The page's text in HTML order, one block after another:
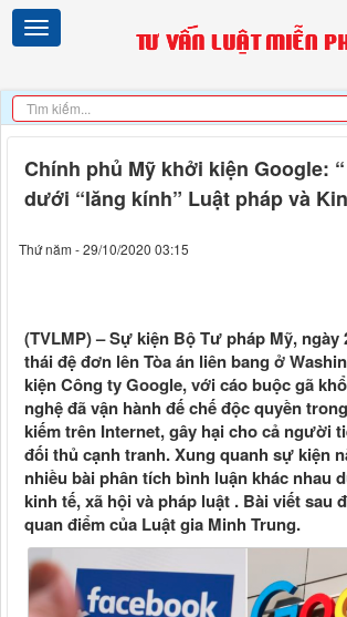
Chính phủ Mỹ khởi kiện Google:
dưới “lăng kính” Luật pháp và
Thứ năm - 29/10/2020 03:15
(TVLMP) – Sự kiện Bộ Tư pháp Mỹ, ngày
thái đệ đơn lên Tòa án liên bang ở
kiện Công ty Google, với cáo buộc gã
nghệ đã vận hành đế chế độc quyền
kiếm trên Internet, gây hại cho cả người
đối thủ cạnh tranh. Xung quanh sự kiện
nhiều bài phân tích bình luận khác nhau
kinh tế, xã hội và pháp luật . Bài viết sau
quan điểm của Luật gia Minh Trung.